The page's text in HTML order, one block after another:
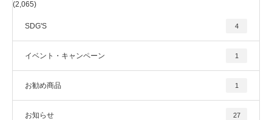
(2,065)
SDG'S 4
イベント・キャンペーン 1
お勧め商品 1
お知らせ 27